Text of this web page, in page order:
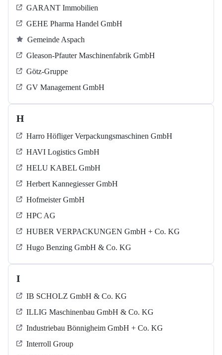
GARANT Immobilien
GEHE Pharma Handel GmbH
Gemeinde Aspach
Gleason-Pfauter Maschinenfabrik GmbH
Götz-Gruppe
GV Management GmbH
H
Harro Höfliger Verpackungsmaschinen GmbH
HAVI Logistics GmbH
HELU KABEL GmbH
Herbert Kannegiesser GmbH
Hofmeister GmbH
HPC AG
HUBER VERPACKUNGEN GmbH + Co. KG
Hugo Benzing GmbH & Co. KG
I
IB SCHOLZ GmbH & Co. KG
ILLIG Maschinenbau GmbH & Co. KG
Industriebau Bönnigheim GmbH + Co. KG
Interroll Group